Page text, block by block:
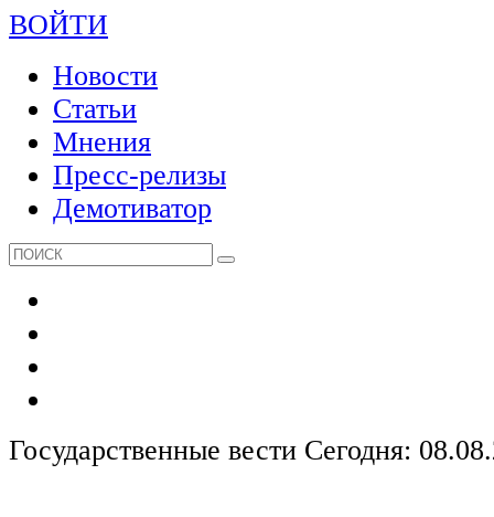
ВОЙТИ
Новости
Статьи
Мнения
Пресс-релизы
Демотиватор
Государственные вести Сегодня: